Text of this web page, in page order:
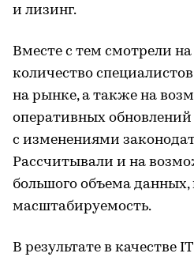
и лизинг.
Вместе с тем смотрели
количество
на рынке, а также на
оперативных обновлений
с изменениями
Рассчитывали и на
большого объема данных,
масштабируемость.
В результате в качестве